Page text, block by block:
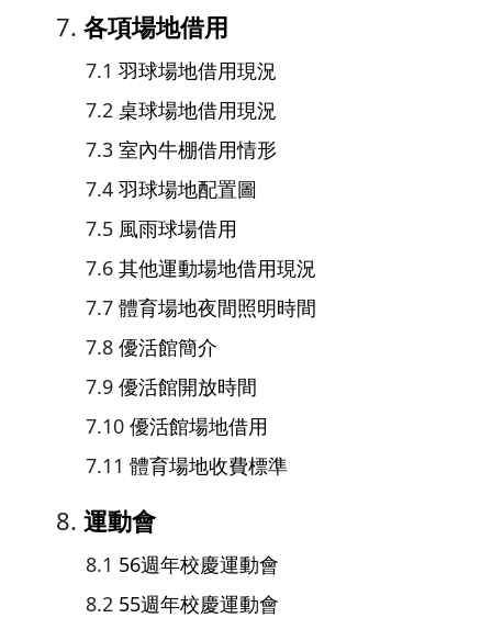
各項場地借用
羽球場地借用現況
桌球場地借用現況
室內牛棚借用情形
羽球場地配置圖
風雨球場借用
其他運動場地借用現況
體育場地夜間照明時間
優活館簡介
優活館開放時間
優活館場地借用
體育場地收費標準
運動會
56週年校慶運動會
55週年校慶運動會